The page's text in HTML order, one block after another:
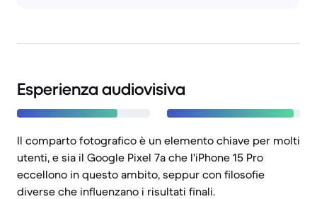
Esperienza audiovisiva
Il comparto fotografico è un elemento chiave per molti
utenti, e sia il Google Pixel 7a che l'iPhone 15 Pro
eccellono in questo ambito, seppur con filosofie
diverse che influenzano i risultati finali.